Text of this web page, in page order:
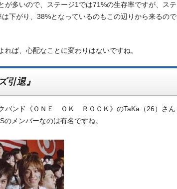
が多いので、ステージ1では71%の生存率ですが、ステ
下がり、38%となっているのもこの辺りから来るので
ば、心配なことに変わりはないですね。
引退』
バンド《ＯＮＥ ＯＫ ＲＯＣＫ》のTaKa（26）さん
メンバーなのは有名ですね。